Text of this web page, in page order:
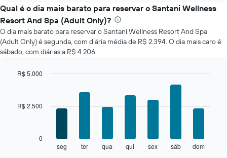
exibe
preço
médio
de
um
O
gráfico
Qual é o dia mais barato para reservar o Santani Wellness
Resort And Spa (Adult Only)?
O dia mais barato para reservar o Santani Wellness Resort And Spa
(Adult Only) é segunda, com diária média de R$ 2.394. O dia mais caro é
sábado, com diárias a R$ 4.206.
seg ter qua qui sex sáb dom
0
R$ 2.500
R$ 5.000